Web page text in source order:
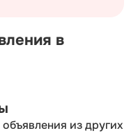
в
из других